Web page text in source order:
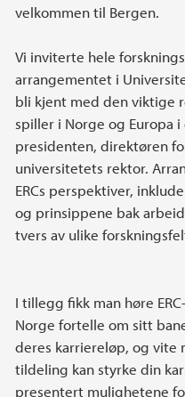
velkommen til Bergen.
Vi inviterte hele
arrangementet i
bli kjent med den viktige
spiller i Norge og Europa i
presidenten, direktøren
universitetets rektor.
ERCs perspektiver,
og prinsippene bak
tvers av ulike
I tillegg fikk man høre
Norge fortelle om sitt
deres karriereløp, og vite
tildeling kan styrke din
presentert mulighetene